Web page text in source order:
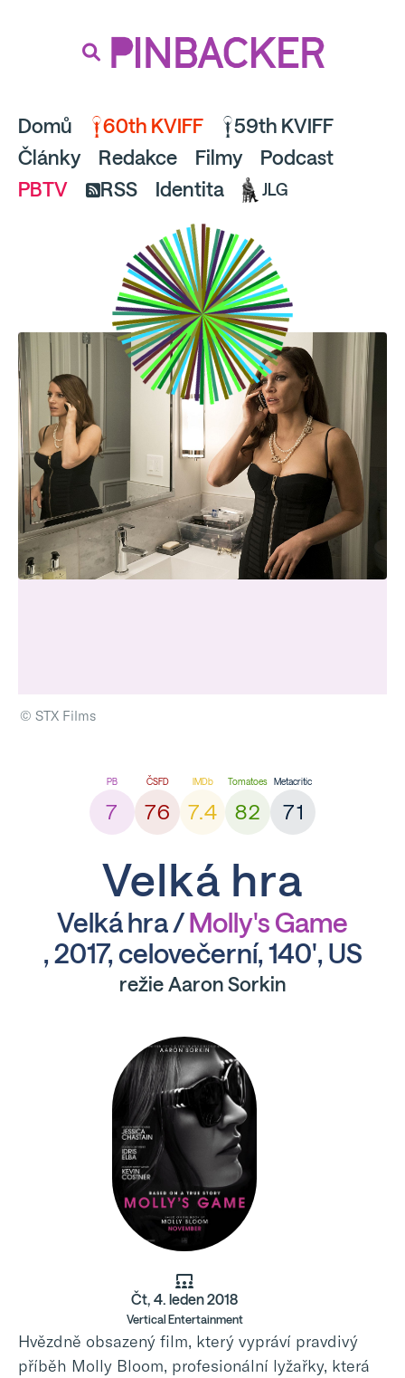
a pusťte se do čtení.
PINBACKER
Domů 60th KVIFF
59th KVIFF
Články
Redakce Filmy
Podcast
PBTV
RSS Identita JLG
© STX Films
7 76 7.4 82 71
Velká hra
Velká hra /Molly's Game
, 2017, celovečerní, 140', US
režie Aaron Sorkin
Čt, 4. leden 2018
Vertical Entertainment
Hvězdně obsazený film, který vypráví pravdivý
příběh Molly Bloom, profesionální lyžařky, která